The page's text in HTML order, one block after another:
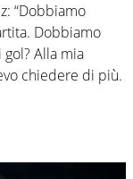
“Dobbiamo
Dobbiamo
Alla mia
chiedere di più.